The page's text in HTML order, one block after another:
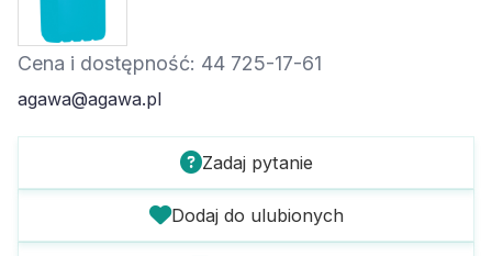
Cena i dostępność: 44 725-17-61
agawa@agawa.pl
Zadaj pytanie
Dodaj do ulubionych